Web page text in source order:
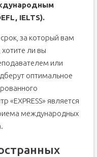
IELTS).
за который вам
ли вы
или
оптимальное
«EXPRESS» является
международных